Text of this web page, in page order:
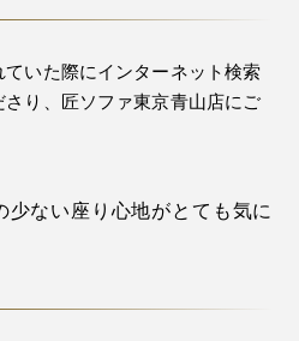
いた際にインターネット検索
り、匠ソファ東京青山店にご
少ない座り心地がとても気に